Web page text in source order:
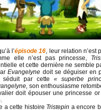
l’épisode 16, leur relation n’est
elle n’est pas princesse,
et cette dernière ne semble
Evangelyne doit se déguiser en
séduit par cette« superbe
son enthousiasme
doit épouser une princesse or
a cette histoire Tristepin a encore